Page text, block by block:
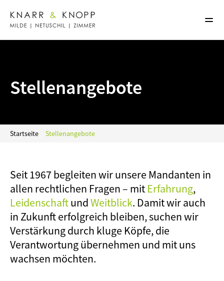
Kanzlei
Kontakt
Stellenangebote
Startseite Stellenangebote
Seit 1967 begleiten wir unsere Mandanten in
allen rechtlichen Fragen – mit Erfahrung
Leidenschaft und Weitblick. Damit wir auch
in Zukunft erfolgreich bleiben, suchen wir
Verstärkung durch kluge Köpfe, die
Verantwortung übernehmen und mit uns
wachsen möchten.